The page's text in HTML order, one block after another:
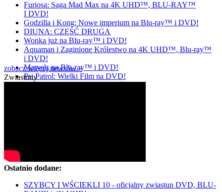
Furiosa: Saga Mad Max na 4K UHD™, BLU-RAY™
I DVD!
Godzilla i Kong: Nowe imperium na Blu-ray™ i DVD!
DIUNA: CZĘŚĆ DRUGA
Wonka już na Blu-ray™ i DVD!
Aquaman i Zaginione Królestwo na 4K UHD™, Blu-ray™
i DVD!
Marvels na Blu-ray™ i DVD!
Psi Patrol: Wielki Film na DVD!
zobacz więcej newsów »
Zwiastuny
Ostatnio dodane:
SZYBCY I WŚCIEKLI 10 - oficjalny zwiastun DVD, BLU-